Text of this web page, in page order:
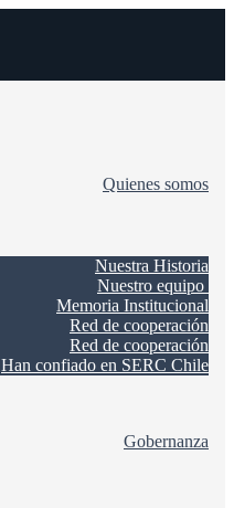
Quienes somos
Nuestra Historia
Nuestro equipo
Memoria Institucional
Red de cooperación
Red de cooperación
Han confiado en SERC Chile
Gobernanza